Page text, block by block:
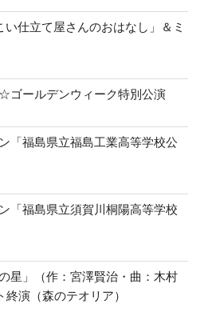
仕立て屋さんのおはなし」＆ミ
ゴールデンウィーク特別公演
「福島県立福島工業高等学校公
「福島県立須賀川桐陽高等学校
星」（作：宮澤賢治・曲：木村
演（森のテオリア）